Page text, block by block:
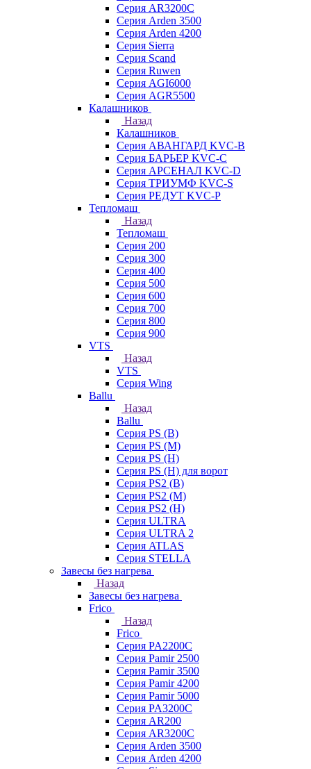
Серия AR3200C
Серия Arden 3500
Серия Arden 4200
Серия Sierra
Серия Scand
Серия Ruwen
Серия AGI6000
Серия AGR5500
Калашников
Назад
Калашников
Серия АВАНГАРД KVC-B
Серия БАРЬЕР KVC-C
Серия АРСЕНАЛ KVC-D
Серия ТРИУМФ KVC-S
Серия РЕДУТ KVC-P
Тепломаш
Назад
Тепломаш
Серия 200
Серия 300
Серия 400
Серия 500
Серия 600
Серия 700
Серия 800
Серия 900
VTS
Назад
VTS
Серия Wing
Ballu
Назад
Ballu
Серия PS (B)
Серия PS (M)
Серия PS (H)
Серия PS (H) для ворот
Серия PS2 (B)
Серия PS2 (M)
Серия PS2 (H)
Серия ULTRA
Серия ULTRA 2
Серия ATLAS
Серия STELLA
Завесы без нагрева
Назад
Завесы без нагрева
Frico
Назад
Frico
Серия PA2200C
Серия Pamir 2500
Серия Pamir 3500
Серия Pamir 4200
Серия Pamir 5000
Серия PA3200C
Серия AR200
Серия AR3200C
Серия Arden 3500
Серия Arden 4200